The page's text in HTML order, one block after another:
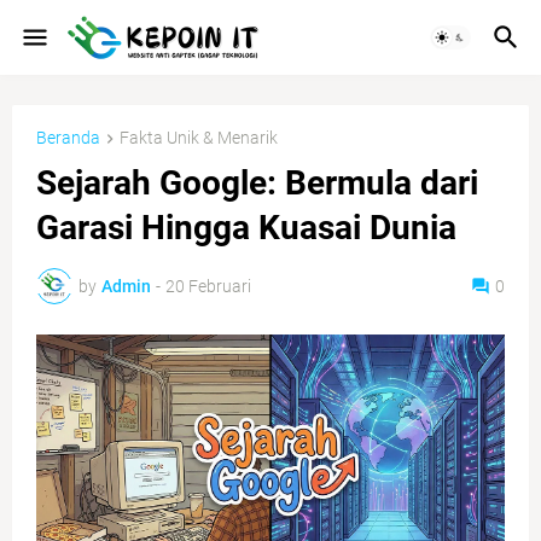
Beranda Fakta Unik & Menarik
Sejarah Google: Bermula dari
Garasi Hingga Kuasai Dunia
by Admin - 20 Februari 0